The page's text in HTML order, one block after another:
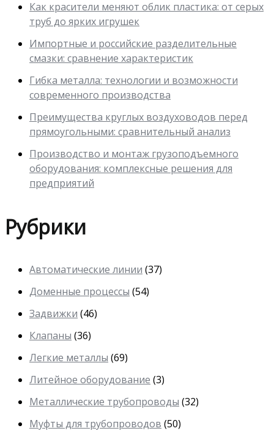
Как красители меняют облик пластика: от серых
труб до ярких игрушек
Импортные и российские разделительные
смазки: сравнение характеристик
Гибка металла: технологии и возможности
современного производства
Преимущества круглых воздуховодов перед
прямоугольными: сравнительный анализ
Производство и монтаж грузоподъемного
оборудования: комплексные решения для
предприятий
Рубрики
Автоматические линии (37)
Доменные процессы (54)
Задвижки (46)
Клапаны (36)
Легкие металлы (69)
Литейное оборудование (3)
Металлические трубопроводы (32)
Муфты для трубопроводов (50)